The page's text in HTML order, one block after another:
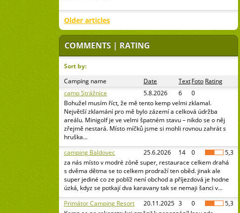
Older articles
COMMENTS | RATING
Sort by:
Camping name
Date TextFoto Rating
camp Strážnice
5.8.2026 6
0
Bohužel musím říct, že mě tento kemp velmi zklamal.
Největší zklamání pro mě bylo zázemí a celková údržba
areálu. Minigolf je ve velmi špatném stavu – nikdo se o něj
zřejmě nestará. Místo míčků jsme si mohli rovnou zahrát s
hruška...
camping Baldovec
25.6.2026 14 0
5,3
za nás místo v modré zóně super, restaurace celkem drahá
s dvěma dětma se to celkem prodraží ten oběd. jinak ale
super jediné co ze poblíž není obchod a příjezdová je hodne
úzká, kdyz se potkají dva karavany tak se nemaji šanci v...
Primátor Camping Resort
20.11.2025 3 0
5,3